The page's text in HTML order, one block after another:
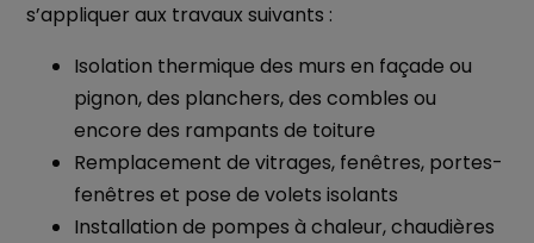
s’appliquer aux travaux suivants :
Isolation thermique des murs en façade ou
pignon, des planchers, des combles ou
encore des rampants de toiture
Remplacement de vitrages, fenêtres, portes-
fenêtres et pose de volets isolants
Installation de pompes à chaleur, chaudières